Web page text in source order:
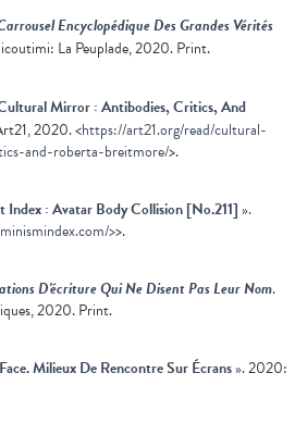
Encyclopédique Des Grandes Vérités
La Peuplade, 2020. Print.
Mirror : Antibodies, Critics, And
2020. <https://art21.org/read/cultural-
and-roberta-breitmore/>.
Index : Avatar Body Collision [No.211]».
>>.
D'écriture Qui Ne Disent Pas Leur Nom.
2020. Print.
Milieux De Rencontre Sur Écrans». 2020: